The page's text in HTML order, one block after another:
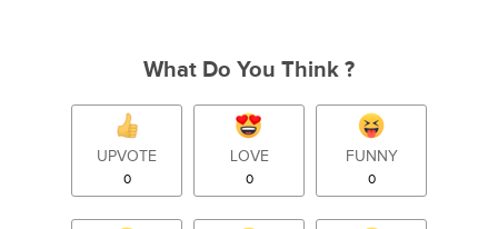
What Do You Think ?
UPVOTE
0
LOVE
0
FUNNY
0